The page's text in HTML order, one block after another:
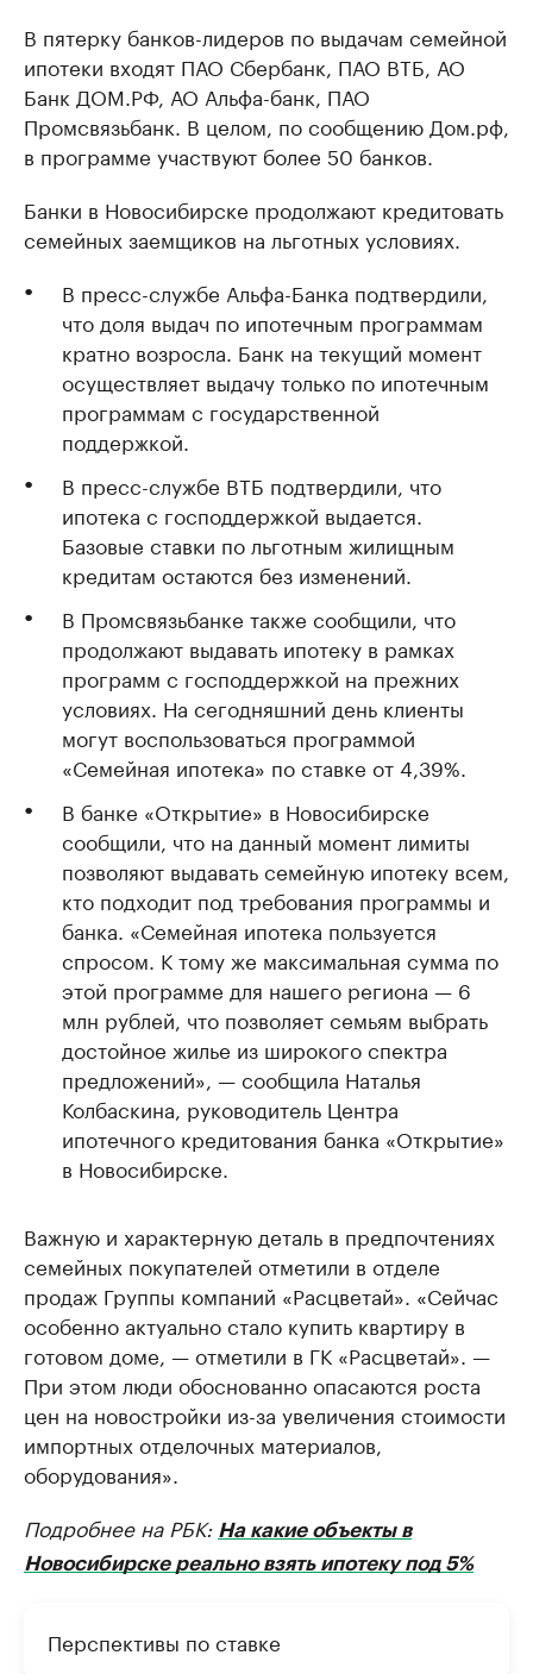
В пятерку банков-лидеров по выдачам семейной
ипотеки входят ПАО Сбербанк, ПАО ВТБ, АО
Банк ДОМ.РФ, АО Альфа-банк, ПАО
Промсвязьбанк. В целом, по сообщению Дом.рф,
в программе участвуют более 50 банков.
Банки в Новосибирске продолжают кредитовать
семейных заемщиков на льготных условиях.
В пресс-службе Альфа-Банка подтвердили,
что доля выдач по ипотечным программам
кратно возросла. Банк на текущий момент
осуществляет выдачу только по ипотечным
программам с государственной
поддержкой.
В пресс-службе ВТБ подтвердили, что
ипотека с господдержкой выдается.
Базовые ставки по льготным жилищным
кредитам остаются без изменений.
В Промсвязьбанке также сообщили, что
продолжают выдавать ипотеку в рамках
программ с господдержкой на прежних
условиях. На сегодняшний день клиенты
могут воспользоваться программой
«Семейная ипотека» по ставке от 4,39%.
В банке «Открытие» в Новосибирске
сообщили, что на данный момент лимиты
позволяют выдавать семейную ипотеку всем,
кто подходит под требования программы и
банка. «Семейная ипотека пользуется
спросом. К тому же максимальная сумма по
этой программе для нашего региона — 6
млн рублей, что позволяет семьям выбрать
достойное жилье из широкого спектра
предложений», — сообщила Наталья
Колбаскина, руководитель Центра
ипотечного кредитования банка «Открытие»
в Новосибирске.
Важную и характерную деталь в предпочтениях
семейных покупателей отметили в отделе
продаж Группы компаний «Расцветай». «Сейчас
особенно актуально стало купить квартиру в
готовом доме, — отметили в ГК «Расцветай». —
При этом люди обоснованно опасаются роста
цен на новостройки из-за увеличения стоимости
импортных отделочных материалов,
оборудования».
Подробнее на РБК: На какие объекты в
Новосибирске реально взять ипотеку под 5%
Перспективы по ставке